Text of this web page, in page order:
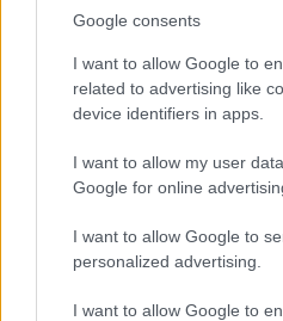
Google consents
I want to allow Google to
related to advertising like
device identifiers in apps.
I want to allow my user
Google for online
I want to allow Google to
personalized advertising.
I want to allow Google to